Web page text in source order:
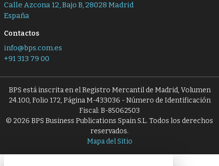
Calle Azcona 12, Bajo B, 28028 Madrid
España
Contactos
info@bps.com.es
+91 313 79 00
BPS está inscrita en el Registro Mercantil de Madrid, Volumen
24.100, Folio 172, Página M-433036 - Número de Identificación
Fiscal: B-85062503
© 2026 BPS Business Publications Spain S.L. Todos los derechos
reservados.
Mapa del Sitio